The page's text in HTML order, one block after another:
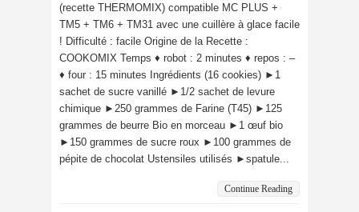
(recette THERMOMIX) compatible MC PLUS +
TM5 + TM6 + TM31 avec une cuillère à glace facile
! Difficulté : facile Origine de la Recette :
COOKOMIX Temps ♦ robot : 2 minutes ♦ repos : –
♦ four : 15 minutes Ingrédients (16 cookies) ►1
sachet de sucre vanillé ►1/2 sachet de levure
chimique ►250 grammes de Farine (T45) ►125
grammes de beurre Bio en morceau ►1 œuf bio
►150 grammes de sucre roux ►100 grammes de
pépite de chocolat Ustensiles utilisés ►spatule...
Continue Reading